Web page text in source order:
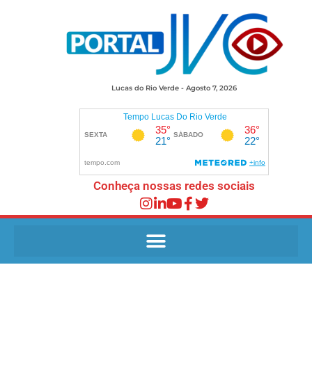
Lucas do Rio Verde - Agosto 7, 2026
Conheça nossas redes sociais